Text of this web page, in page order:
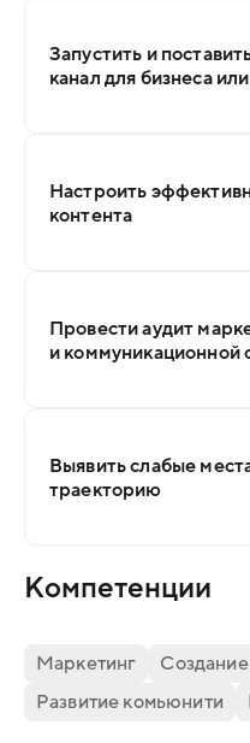
Запустить и
канал для бизнеса
Настроить
контента
Провести аудит
и коммуникационной
Выявить слабые
траекторию
Компетенции
Маркетинг
Создание
Развитие комьюнити